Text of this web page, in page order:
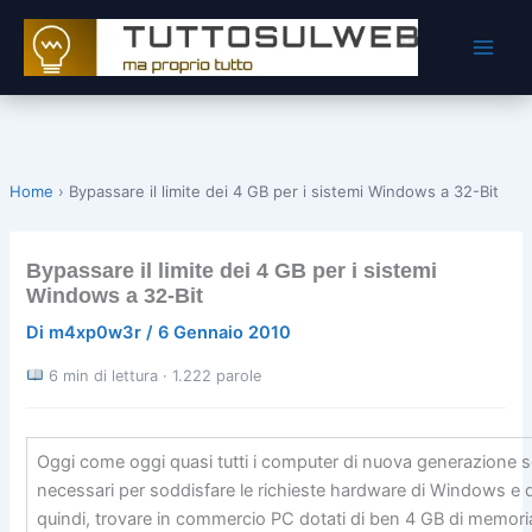
contenuto
Home › Bypassare il limite dei 4 GB per i sistemi Windows a 32-Bit
Bypassare il limite dei 4 GB per i sistemi
Windows a 32-Bit
Di m4xp0w3r/6 Gennaio 2010
6 min di lettura · 1.222 parole
Oggi come oggi quasi tutti i computer di nuova generazione
necessari per soddisfare le richieste hardware di Windows e
quindi, trovare in commercio PC dotati di ben 4 GB di